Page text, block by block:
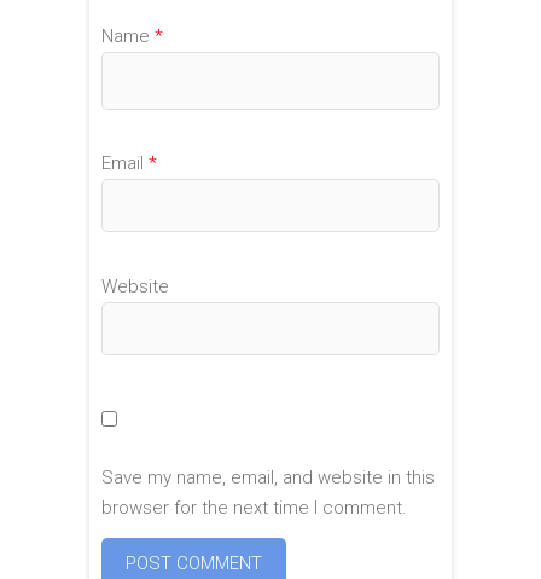
Name *
Email *
Website
Save my name, email, and website in this
browser for the next time I comment.